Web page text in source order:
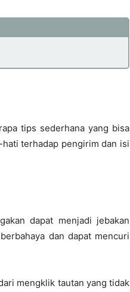
tips sederhana yang bisa
terhadap pengirim dan isi
dapat menjadi jebakan
dan dapat mencuri
mengklik tautan yang tidak